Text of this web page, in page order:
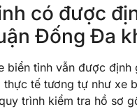
có được
Đống Đa
biển tỉnh vẫn được định
tế tương tự như xe
trình kiểm tra hồ sơ